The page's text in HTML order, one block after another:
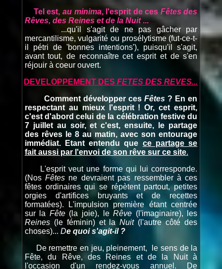
Tel est,au minima, l'esprit de ces Fêtes des
Rêves, des Reines et de la Nuit...
...qu'il s'agit de ne pas gâcher par
mercantilisme, vulgarité ou prosélytisme (fut-ce-t-
il pétri de 'bonnes intentions'), puisqu'il s'agit,
avant tout, de reconnaître cet esprit et de s'en
réjouir à coeur ouvert.
DEVELOPPEMENT DESFETES DES REVES...
Comment développer cesFêtes ? En en
respectant au mieux l'esprit ! Or, cet esprit,
c'est d'abord celui de la célébration festive du
7 juillet au soir, et c'est, ensuite, le partage
des rêves le 8 au matin, avec son entourage
immédiat. Etant entendu que ce partage se
fait aussi par l'envoi de son rêve sur ce site.
L'esprit veut une forme qui lui corresponde.
(NosFêtes ne devraient pas ressembler à ces
fêtes ordinaires qui se répètent partout, petites
orgies d'artifices bruyants et de recettes
formatées). L'impulsion première étant centrée
sur la Fête(la joie), leRêve (l'imaginaire), les
Reines(le féminin) et laNuit (l'autre côté des
choses)... De quoi s'agit-il ?
De remettre en jeu, pleinement, le sens de la
Fête, du Rêve, des Reines et de la Nuit à
l'occasion d'un rendez-vous annuel. De